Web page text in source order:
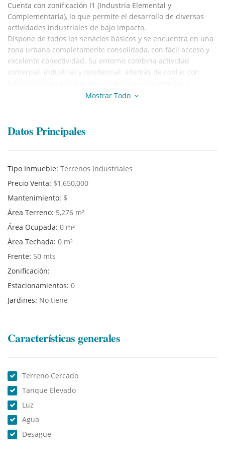
Cuenta con zonificación I1 (Industria Elemental y
Complementaria), lo que permite el desarrollo de diversas
actividades industriales de bajo impacto.
Dispone de todos los servicios básicos y se encuentra en una
zona urbana completamente consolidada, con fácil acceso y
excelente conectividad. Su entorno combina actividad
comercial, industrial y residencial, además de contar con
alumbrado público, convirtiéndolo en una excelente
¡Para mayor información o coordinar una visita, tomar
contacto con nuestro agente inmobiliario!
Mostrar Todo
Datos Principales
Tipo Inmueble: Terrenos Industriales
Precio Venta: $1,650,000
Mantenimiento: $
Área Terreno: 5,276 m²
Área Ocupada: 0 m²
Área Techada: 0 m²
Frente: 50 mts
Zonificación:
Estacionamientos: 0
Jardines: No tiene
Características generales
Terreno Cercado
Tanque Elevado
Luz
Agua
Desagüe